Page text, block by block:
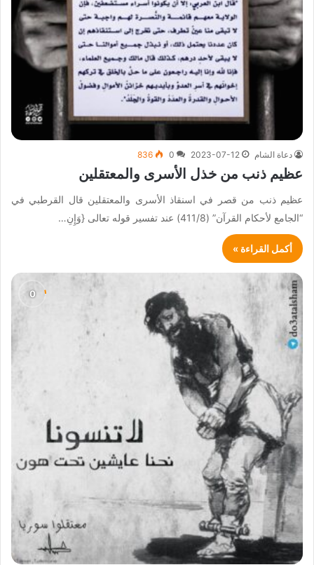
دعاة الشام 2023-07-12
0
836
عظيم ذنب من خذل الأسرى والمعتقلين
عظيم ذنب من قصر في اسنقاذ الأسرى والمعتقلين قال القرطبي في
“الجامع لأحكام القرآن” (411/8) عند تفسير قوله تعالى {وَإِنِ…
أكمل القراءة »